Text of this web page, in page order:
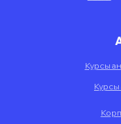
Курсы
Курсы